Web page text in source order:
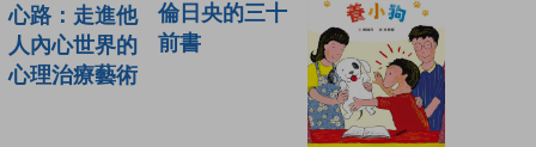
心路：走進他
人內心世界的
心理治療藝術
倫日央的三十
前書